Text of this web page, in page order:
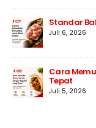
Standar
Juli 6, 2026
Cara
Tepat
Juli 5, 2026